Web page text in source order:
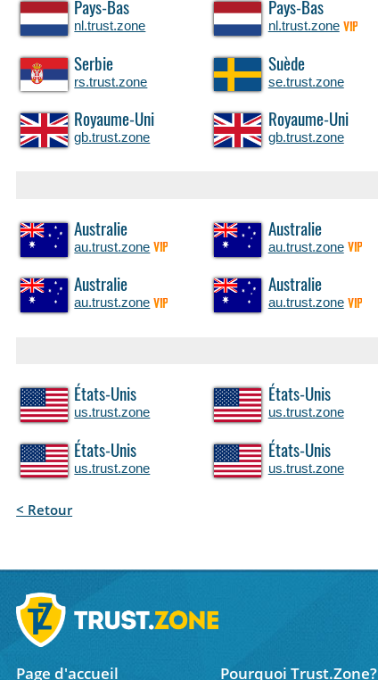
Pays-Bas
nl.trust.zone
Pays-Bas
nl.trust.zone VIP
Serbie
rs.trust.zone
Suède
se.trust.zone
Royaume-Uni
gb.trust.zone
Royaume-Uni
gb.trust.zone
Australie
au.trust.zone VIP
Australie
au.trust.zone VIP
Australie
au.trust.zone VIP
Australie
au.trust.zone VIP
États-Unis
us.trust.zone
États-Unis
us.trust.zone
États-Unis
us.trust.zone
États-Unis
us.trust.zone
< Retour
Page d'accueil Pourquoi Trust.Zone?